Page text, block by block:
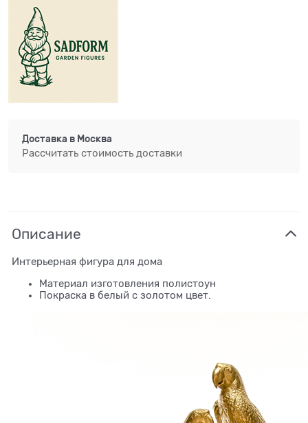
Доставка в Москва
Рассчитать стоимость доставки
Описание
Интерьерная фигура для дома
Материал изготовления полистоун
Покраска в белый с золотом цвет.